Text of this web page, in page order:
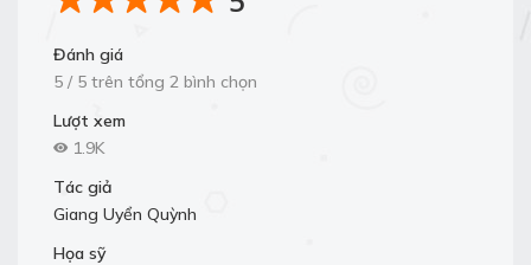
Đánh giá
5 / 5 trên tổng 2 bình chọn
Lượt xem
1.9K
Tác giả
Giang Uyển Quỳnh
Họa sỹ